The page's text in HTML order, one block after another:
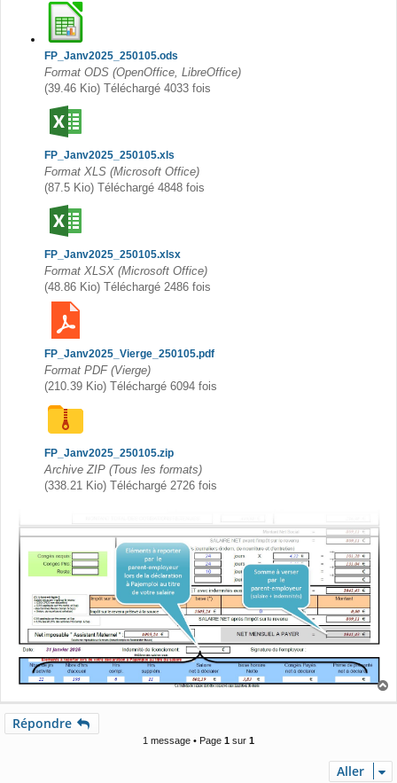
FP_Janv2025_250105.ods
Format ODS (OpenOffice, LibreOffice)
(39.46 Kio) Téléchargé 4033 fois
FP_Janv2025_250105.xls
Format XLS (Microsoft Office)
(87.5 Kio) Téléchargé 4848 fois
FP_Janv2025_250105.xlsx
Format XLSX (Microsoft Office)
(48.86 Kio) Téléchargé 2486 fois
FP_Janv2025_Vierge_250105.pdf
Format PDF (Vierge)
(210.39 Kio) Téléchargé 6094 fois
FP_Janv2025_250105.zip
Archive ZIP (Tous les formats)
(338.21 Kio) Téléchargé 2726 fois
a
Répondre
1 message • Page 1 sur 1
Aller